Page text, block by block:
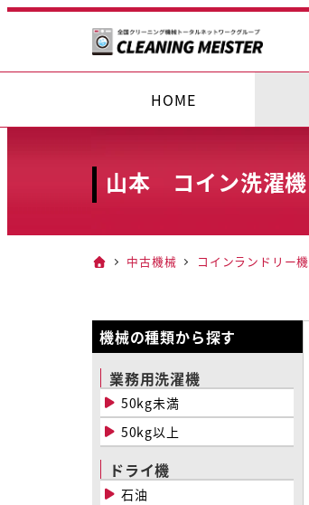
メ
ン
HOME
山本 コイン洗濯機
中古機械 コインランドリー機
機械の種類から探す
業務用洗濯機
50kg未満
50kg以上
ドライ機
石油